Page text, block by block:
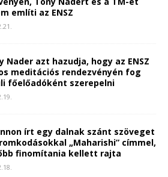
említi az ENSZ
Nader azt hazudja, hogy az ENSZ
meditációs rendezvényén fog
főelőadóként szerepelni
írt egy dalnak szánt szöveget
„Maharishi” címmel,
finomítania kellett rajta